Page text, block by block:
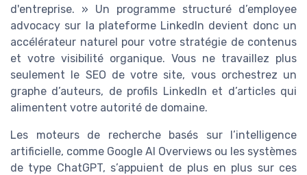
d'entreprise. » Un programme structuré d’employee
advocacy sur la plateforme LinkedIn devient donc un
accélérateur naturel pour votre stratégie de contenus
et votre visibilité organique. Vous ne travaillez plus
seulement le SEO de votre site, vous orchestrez un
graphe d’auteurs, de profils LinkedIn et d’articles qui
alimentent votre autorité de domaine.
Les moteurs de recherche basés sur l’intelligence
artificielle, comme Google AI Overviews ou les systèmes
de type ChatGPT, s’appuient de plus en plus sur ces